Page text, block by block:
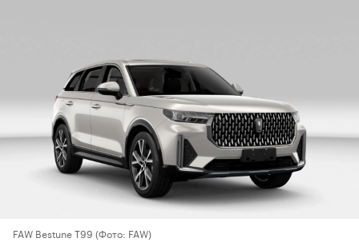
FAW Bestune T99 (Фото: FAW)